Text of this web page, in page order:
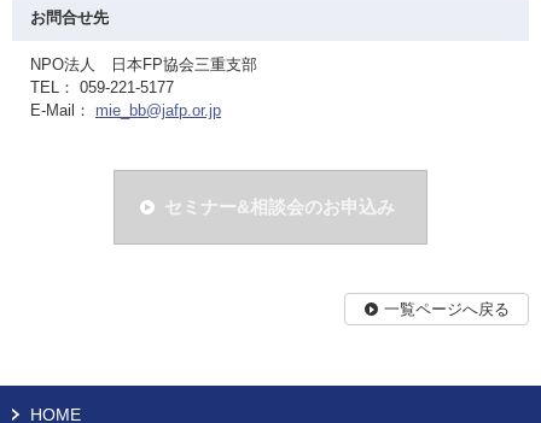
お問合せ先
NPO法人 日本FP協会三重支部
TEL： 059-221-5177
E-Mail： mie_bb@jafp.or.jp
セミナー&相談会のお申込み
一覧ページへ戻る
HOME